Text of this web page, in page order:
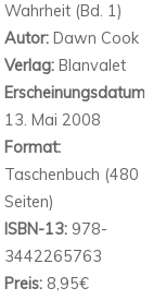
Wahrheit (Bd. 1)
Autor: Dawn Cook
Verlag: Blanvalet
Erscheinungsdatum:
13. Mai 2008
Format:
Taschenbuch (480
Seiten)
ISBN-13: 978-
3442265763
Preis: 8,95€